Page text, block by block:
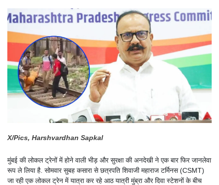
X/Pics, Harshvardhan Sapkal
मुंबई की लोकल ट्रेनों में होने वाली भीड़ और सुरक्षा की अनदेखी ने एक बार फिर जानलेवा
रूप ले लिया है. सोमवार सुबह कसारा से छत्रपति शिवाजी महाराज टर्मिनस (CSMT)
जा रही एक लोकल ट्रेन में यात्रा कर रहे आठ यात्री मुंब्रा और दिवा स्टेशनों के बीच